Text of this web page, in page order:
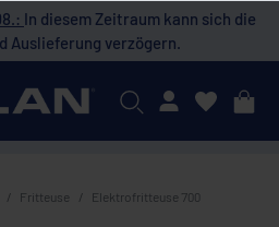
In diesem Zeitraum kann sich die
Auslieferung verzögern.
Mein Konto
Fritteuse Elektrofritteuse 700